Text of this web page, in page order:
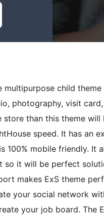
child
photography, visit
than this theme
speed. It has an
mobile friendly. It
so it will be perfect
makes ExS theme
your social network
your job board. The